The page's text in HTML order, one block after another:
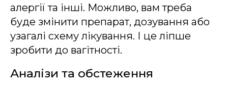
алергії та інші. Можливо, вам треба
буде змінити препарат, дозування або
узагалі схему лікування. І це ліпше
зробити до вагітності.
Аналізи та обстеження